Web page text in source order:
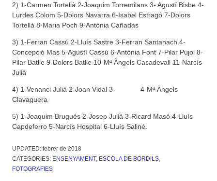
2) 1-Carmen Tortellà 2-Joaquim Torremilans 3- Agustí Bisbe 4-
Lurdes Colom 5-Dolors Navarra 6-Isabel Estragó 7-Dolors
Tortellà 8-Maria Poch 9-Antònia Cañadas
3) 1-Ferran Cassú 2-Lluís Sastre 3-Ferran Santanach 4-
Concepció Mas 5-Agustí Cassú 6-Antònia Font 7-Pilar Pujol 8-
Pilar Batlle 9-Dolors Batlle 10-Mª Àngels Casadevall 11-Narcís
Julià
4) 1-Venanci Julià 2-Joan Vidal 3- 4-Mª Àngels
Clavaguera
5) 1-Joaquim Brugués 2-Josep Julià 3-Ricard Masó 4-Lluís
Capdeferro 5-Narcís Hospital 6-Lluís Saliné.
UPDATED: febrer de 2018
CATEGORIES: ENSENYAMENT, ESCOLA DE BORDILS,
FOTOGRAFIES